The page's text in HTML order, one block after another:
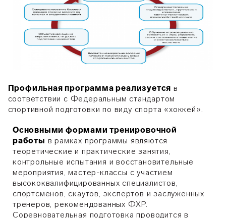
Профильная программа реализуется в
соответствии с Федеральным стандартом
спортивной подготовки по виду спорта «хоккей».
Основными формами тренировочной
работы в рамках программы являются
теоретические и практические занятия,
контрольные испытания и восстановительные
мероприятия, мастер-классы с участием
высококвалифицированных специалистов,
спортсменов, скаутов, экспертов и заслуженных
тренеров, рекомендованных ФХР.
Соревновательная подготовка проводится в